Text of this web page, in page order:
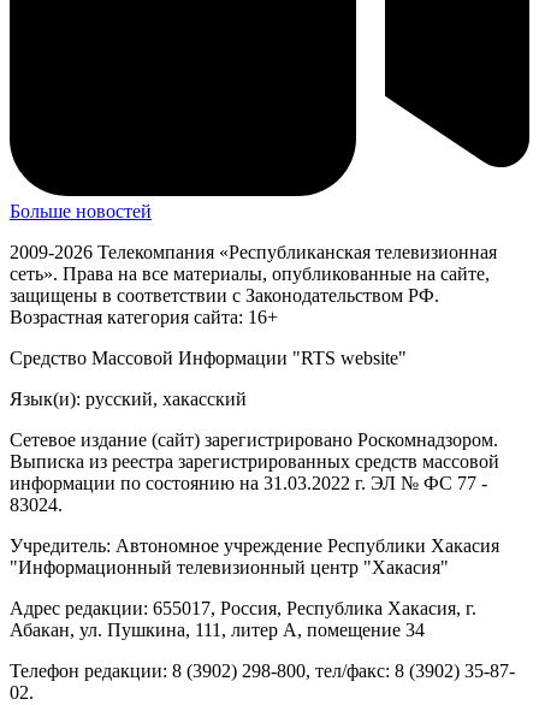
Больше новостей
2009-2026 Телекомпания «Республиканская телевизионная
сеть». Права на все материалы, опубликованные на сайте,
защищены в соответствии с Законодательством РФ.
Возрастная категория сайта: 16+
Средство Массовой Информации "RTS website"
Язык(и): русский, хакасский
Сетевое издание (сайт) зарегистрировано Роскомнадзором.
Выписка из реестра зарегистрированных средств массовой
информации по состоянию на 31.03.2022 г. ЭЛ № ФС 77 -
83024.
Учредитель: Автономное учреждение Республики Хакасия
"Информационный телевизионный центр "Хакасия"
Адрес редакции: 655017, Россия, Республика Хакасия, г.
Абакан, ул. Пушкина, 111, литер А, помещение 34
Телефон редакции: 8 (3902) 298-800, тел/факс: 8 (3902) 35-87-
02.